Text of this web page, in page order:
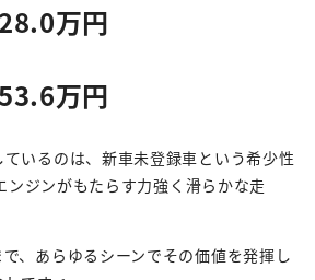
万円
万円
いるのは、新車未登録車という希少性
ンジンがもたらす力強く滑らかな走
、あらゆるシーンでその価値を発揮し